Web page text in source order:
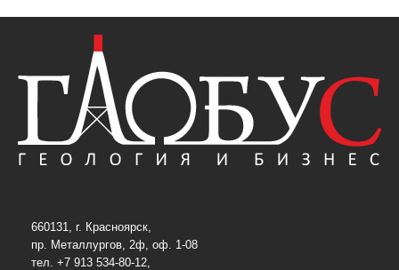
660131, г. Красноярск,
пр. Металлургов, 2ф, оф. 1-08
тел. +7 913 534-80-12,